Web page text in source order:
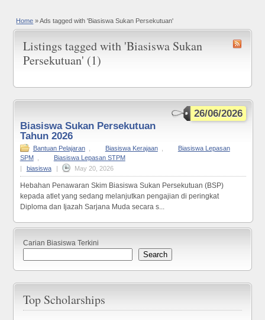
Home »Ads tagged with 'Biasiswa Sukan Persekutuan'
Listings tagged with 'Biasiswa Sukan
Persekutuan' (1)
26/06/2026
Biasiswa Sukan Persekutuan
Tahun 2026
Bantuan Pelajaran Biasiswa Kerajaan
Biasiswa Lepasan
SPM
Biasiswa Lepasan STPM
biasiswa May 20, 2026
Hebahan Penawaran Skim Biasiswa Sukan Persekutuan (BSP)
kepada atlet yang sedang melanjutkan pengajian di peringkat
Diploma dan Ijazah Sarjana Muda secara s...
Carian Biasiswa Terkini
Search
Top Scholarships